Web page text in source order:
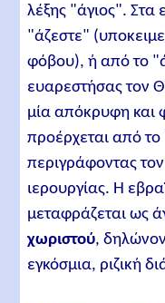
λέξης "άγιος". Στα
"άζεστε"
φόβου), ή από το
ευαρεστήσας τον
μία απόκρυφη και
προέρχεται από
περιγράφοντας
ιερουργίας. Η
μεταφράζεται ως
χωριστού,
εγκόσμια, ριζική